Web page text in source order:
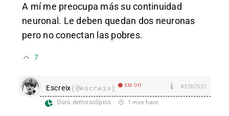
A mí me preocupa más su continuidad
neuronal. Le deben quedan dos neuronas
pero no conectan las pobres.
7
Escreix(@escreix) EM Off #3267531
Gurú demoscópico 1 mes hace